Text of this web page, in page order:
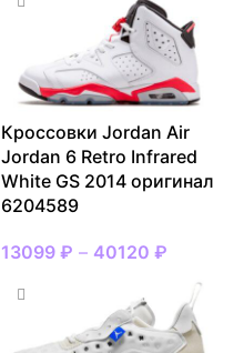
Кроссовки Jordan Air
Jordan 6 Retro Infrared
White GS 2014 оригинал
6204589
13099 ₽ – 40120 ₽